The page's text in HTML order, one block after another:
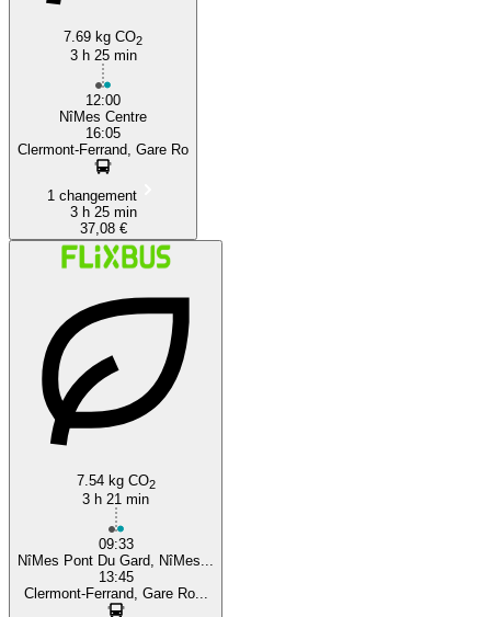
7.69 kg CO2
3 h 25 min
12:00
NîMes Centre
16:05
Clermont-Ferrand, Gare Ro
1 changement
3 h 25 min
37,08 €
7.54 kg CO2
3 h 21 min
09:33
NîMes Pont Du Gard, NîMes...
13:45
Clermont-Ferrand, Gare Ro...